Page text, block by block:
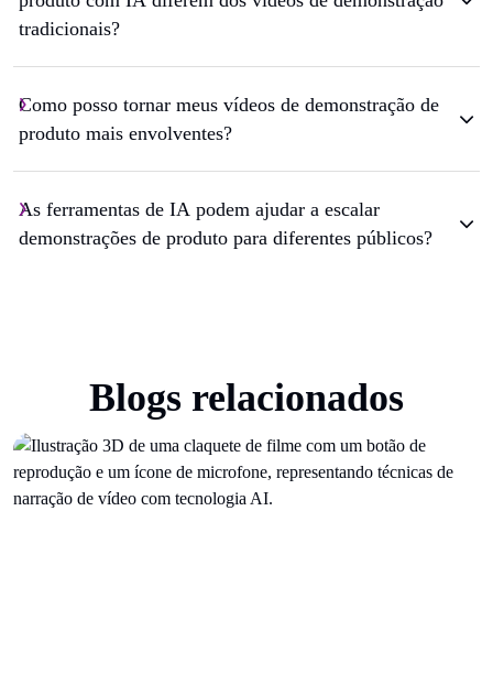
tradicionais?
Como posso tornar meus vídeos de demonstração de
produto mais envolventes?
As ferramentas de IA podem ajudar a escalar
demonstrações de produto para diferentes públicos?
Blogs relacionados